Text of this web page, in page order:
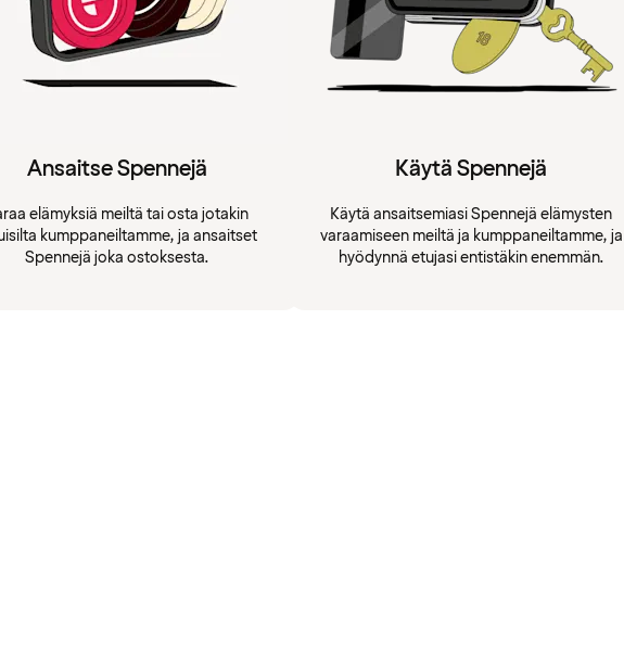
Ansaitse Spennejä
elämyksiä meiltä tai osta jotakin
kumppaneiltamme, ja ansaitset
Spennejä joka ostoksesta.
Käytä Spennejä
Käytä ansaitsemiasi Spennejä elämysten
varaamiseen meiltä ja kumppaneiltamme, ja
hyödynnä etujasi entistäkin enemmän.